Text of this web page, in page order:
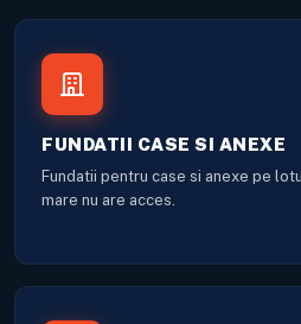
FUNDATII CASE SI ANEXE
Fundatii pentru case si anexe pe
mare nu are acces.